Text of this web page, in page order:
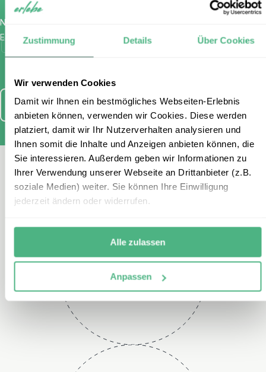
Zustimmung Details Über Cookies
Wir verwenden Cookies
Damit wir Ihnen ein bestmögliches Webseiten-Erlebnis
anbieten können, verwenden wir Cookies. Diese werden
platziert, damit wir Ihr Nutzerverhalten analysieren und
Ihnen somit die Inhalte und Anzeigen anbieten können, die
Sie interessieren. Außerdem geben wir Informationen zu
Ihrer Verwendung unserer Webseite an Drittanbieter (z.B.
soziale Medien) weiter. Sie können Ihre Einwilligung
jederzeit ändern oder widerrufen.
Alle zulassen
Anpassen
Name
E-Mail *
Ich habe die Bestimmungen zumDatenschutzgelesen und
stimme diesen zu.
Anmelden
Kontaktieren Sie uns
Telefon
+49 2151 3880 132